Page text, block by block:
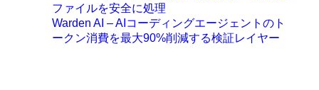
ファイルを安全に処理
Warden AI – AIコーディングエージェントのト
ークン消費を最大90%削減する検証レイヤー